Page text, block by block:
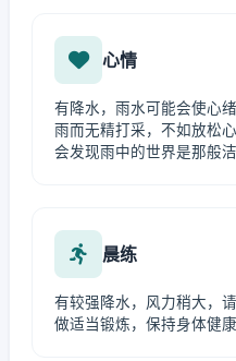
心情
有降水，雨水可能会使心
雨而无精打采，不如放松
会发现雨中的世界是那般
晨练
有较强降水，风力稍大，
做适当锻炼，保持身体健康